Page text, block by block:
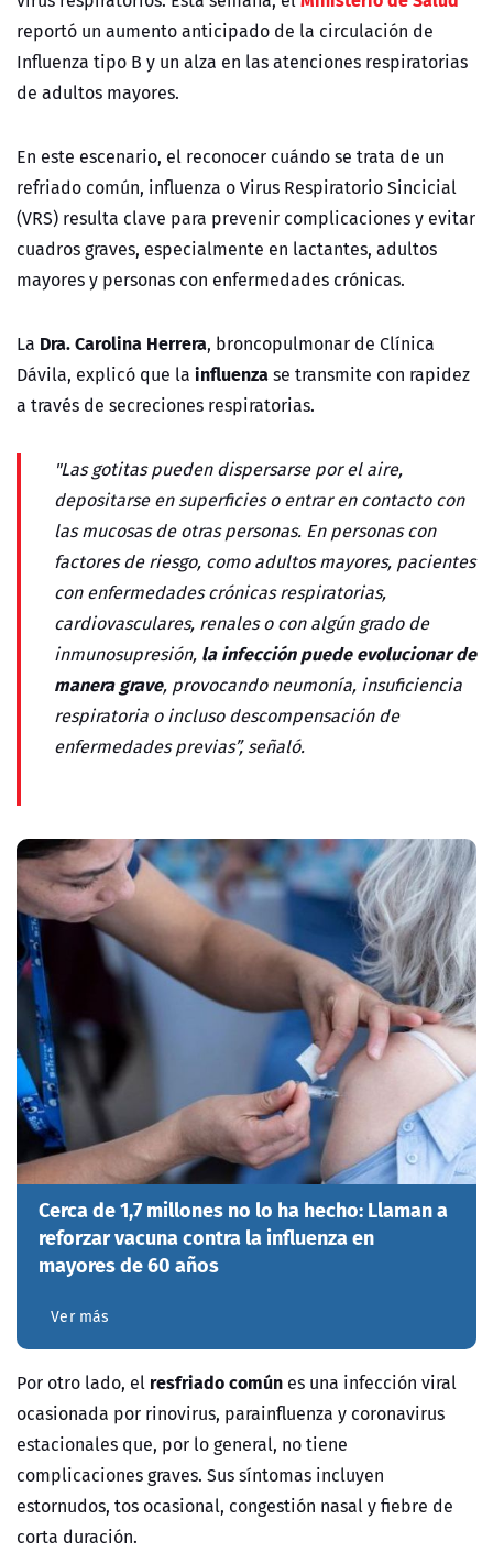
reportó un aumento anticipado de la circulación de
Influenza tipo B y un alza en las atenciones respiratorias
de adultos mayores.
En este escenario, el reconocer cuándo se trata de un
refriado común, influenza o Virus Respiratorio Sincicial
(VRS) resulta clave para prevenir complicaciones y evitar
cuadros graves, especialmente en lactantes, adultos
mayores y personas con enfermedades crónicas.
La Dra. Carolina Herrera, broncopulmonar de Clínica
Dávila, explicó que la influenzase transmite con rapidez
a través de secreciones respiratorias.
"Las gotitas pueden dispersarse por el aire,
depositarse en superficies o entrar en contacto con
las mucosas de otras personas. En personas con
factores de riesgo, como adultos mayores, pacientes
con enfermedades crónicas respiratorias,
cardiovasculares, renales o con algún grado de
inmunosupresión, la infección puede evolucionar de
manera grave, provocando neumonía, insuficiencia
respiratoria o incluso descompensación de
enfermedades previas”, señaló.
Cerca de 1,7 millones no lo ha hecho: Llaman a
reforzar vacuna contra la influenza en
mayores de 60 años
Ver más
Por otro lado, el resfriado común es una infección viral
ocasionada por rinovirus, parainfluenza y coronavirus
estacionales que, por lo general, no tiene
complicaciones graves. Sus síntomas incluyen
estornudos, tos ocasional, congestión nasal y fiebre de
corta duración.